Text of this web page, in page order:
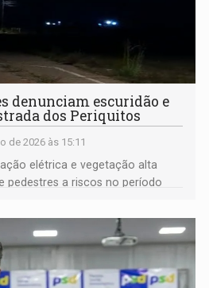
denunciam escuridão e
dos Periquitos
de 2026 às 15:11
elétrica e vegetação alta
pedestres a riscos no período